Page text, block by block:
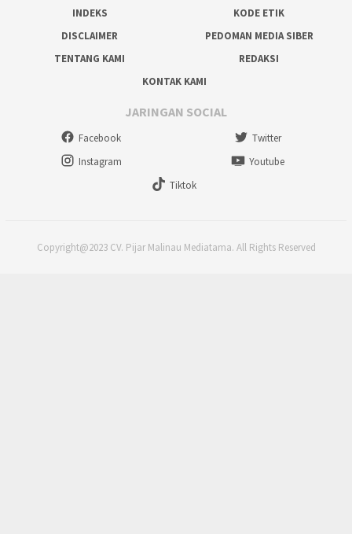
INDEKS
KODE ETIK
DISCLAIMER
PEDOMAN MEDIA SIBER
TENTANG KAMI
REDAKSI
KONTAK KAMI
JARINGAN SOCIAL
Facebook
Twitter
Instagram
Youtube
Tiktok
Copyright@2023 CV. Pijar Malinau Mediatama. All Rights Reserved